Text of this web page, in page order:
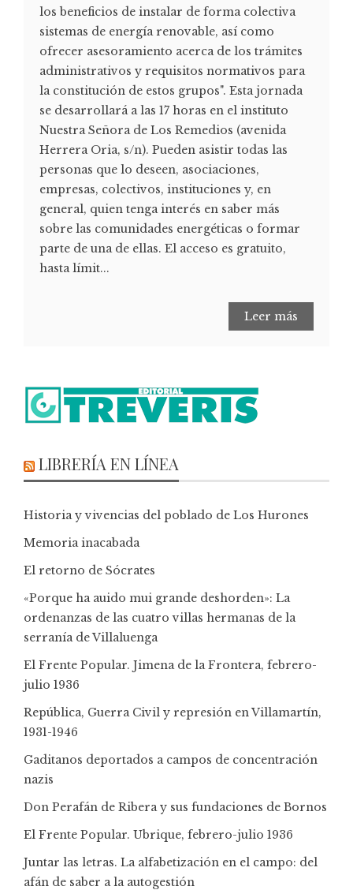
los beneficios de instalar de forma colectiva
sistemas de energía renovable, así como
ofrecer asesoramiento acerca de los trámites
administrativos y requisitos normativos para
la constitución de estos grupos". Esta jornada
se desarrollará a las 17 horas en el instituto
Nuestra Señora de Los Remedios (avenida
Herrera Oria, s/n). Pueden asistir todas las
personas que lo deseen, asociaciones,
empresas, colectivos, instituciones y, en
general, quien tenga interés en saber más
sobre las comunidades energéticas o formar
parte de una de ellas. El acceso es gratuito,
hasta límit...
Leer más
LIBRERÍA EN LÍNEA
Historia y vivencias del poblado de Los Hurones
Memoria inacabada
El retorno de Sócrates
«Porque ha auido mui grande deshorden»: La
ordenanzas de las cuatro villas hermanas de la
serranía de Villaluenga
El Frente Popular. Jimena de la Frontera, febrero-
julio 1936
República, Guerra Civil y represión en Villamartín,
1931-1946
Gaditanos deportados a campos de concentración
nazis
Don Perafán de Ribera y sus fundaciones de Bornos
El Frente Popular. Ubrique, febrero-julio 1936
Juntar las letras. La alfabetización en el campo: del
afán de saber a la autogestión